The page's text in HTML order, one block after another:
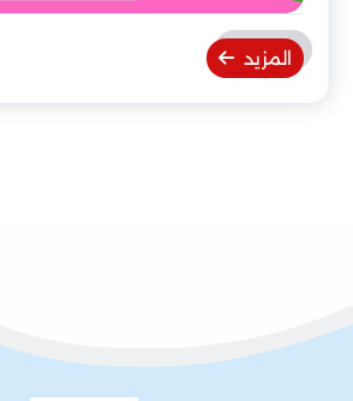
المزيد